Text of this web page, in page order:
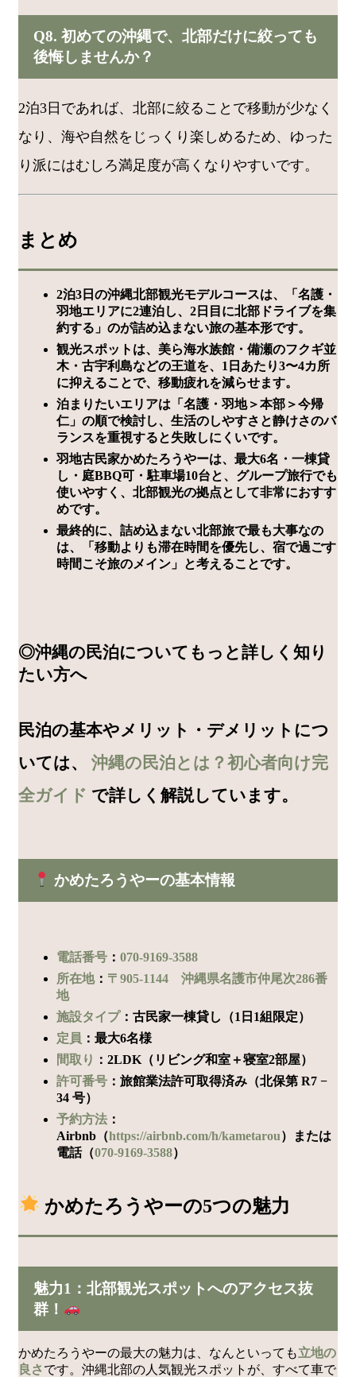
Q8. 初めての沖縄で、北部だけに絞っても
後悔しませんか？
2泊3日であれば、北部に絞ることで移動が少なく
なり、海や自然をじっくり楽しめるため、ゆった
り派にはむしろ満足度が高くなりやすいです。
まとめ
2泊3日の沖縄北部観光モデルコースは、「名護・
羽地エリアに2連泊し、2日目に北部ドライブを集
約する」のが詰め込まない旅の基本形です。
観光スポットは、美ら海水族館・備瀬のフクギ並
木・古宇利島などの王道を、1日あたり3〜4カ所
に抑えることで、移動疲れを減らせます。
泊まりたいエリアは「名護・羽地＞本部＞今帰
仁」の順で検討し、生活のしやすさと静けさのバ
ランスを重視すると失敗しにくいです。
羽地古民家かめたろうやーは、最大6名・一棟貸
し・庭BBQ可・駐車場10台と、グループ旅行でも
使いやすく、北部観光の拠点として非常におすす
めです。
最終的に、詰め込まない北部旅で最も大事なの
は、「移動よりも滞在時間を優先し、宿で過ごす
時間こそ旅のメイン」と考えることです。
◎沖縄の民泊についてもっと詳しく知り
たい方へ
民泊の基本やメリット・デメリットにつ
いては、 沖縄の民泊とは？初心者向け完
全ガイド で詳しく解説しています。
かめたろうやーの基本情報
電話番号 ： 070-9169-3588
所在地： 〒905-1144 沖縄県名護市仲尾次286番
地
施設タイプ：古民家一棟貸し（1日1組限定）
定員 ：最大6名様
間取り ：2LDK（リビング和室＋寝室2部屋）
許可番号 ：旅館業法許可取得済み（北保第 R7 −
34 号）
予約方法 ：
Airbnb（https://airbnb.com/h/kametarou）または
電話（070-9169-3588）
かめたろうやーの5つの魅力
魅力1：北部観光スポットへのアクセス抜
群！
かめたろうやーの最大の魅力は、なんといっても立地の
良さです。沖縄北部の人気観光スポットが、すべて車で